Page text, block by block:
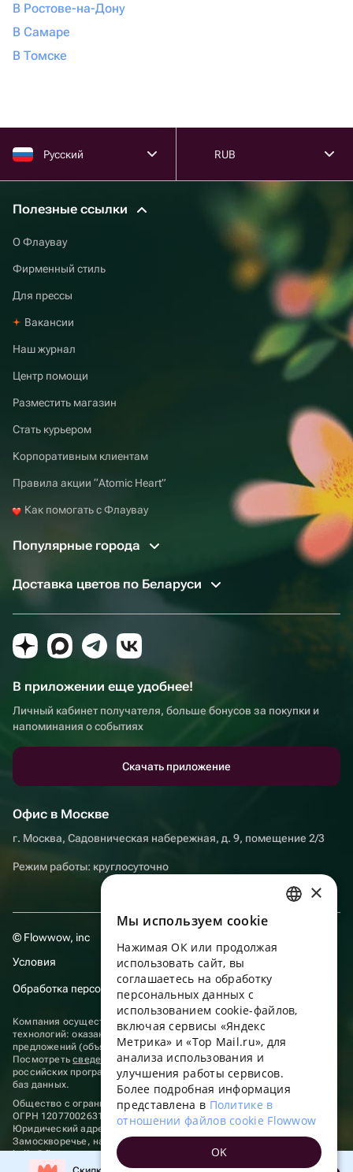
В Ростове-на-Дону
В Самаре
В Томске
Русский RUB
Полезные ссылки
О Флаувау
Фирменный стиль
Для прессы
Вакансии
Наш журнал
Центр помощи
Разместить магазин
Стать курьером
Корпоративным клиентам
Правила акции “Atomic Heart”
Как помогать с Флаувау
Популярные города
Доставка цветов по Беларуси
В приложении еще удобнее!
Личный кабинет получателя, больше бонусов за покупки и
напоминания о событиях
Скачать приложение
Офис в Москве
г. Москва, Садовническая набережная, д. 9, помещение 2/3
Режим работы: круглосуточно
© Flowwow, inc
Условия
Обработка персональных данных
Компания осуществляет деятельность в области информационных
технологий: оказание услуг в сети “Интернет” по размещению
предложений (объявлений) продавцов о реализации товаров.
Посмотретьсведения о программах, включенных в реестр
российских программ для электронных вычислительных машин и
баз данных.
Общество с ограниченной ответственностью «ФЛАУВАУ»
ОГРН 1207700263198, ИНН 9702020445
Юридический адрес: г. Москва, вн.тер. г. Муниципальный округ
Замоскворечье, наб. Садовническая, д. 9, помещ. 2/3.
hello@flowwow.com
8 800 555-16-15
ENGLISH
UKRAINIAN
PORTUGUESE
FRENCH
TURKISH
×
Мы используем сookie
Нажимая ОК или продолжая
использовать сайт, вы
соглашаетесь на обработку
персональных данных с
использованием cookie-файлов,
включая сервисы «Яндекс
Метрика» и «Top Mail.ru», для
анализа использования и
улучшения работы сервисов.
Более подробная информация
представлена в Политике в
отношении файлов cookie Flowwow
OK